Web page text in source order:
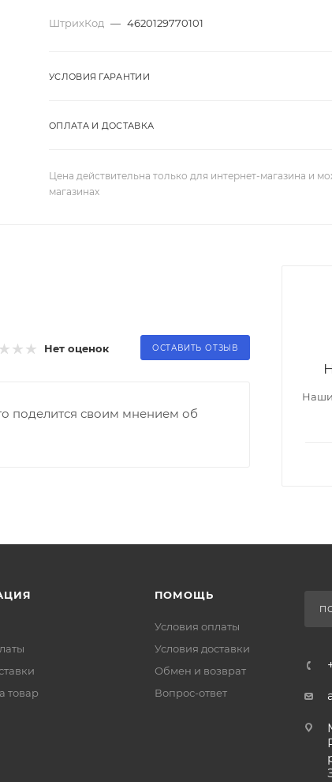
ШтрихКод — 4620129770101
УСЛОВИЯ ГАРАНТИИ
ОПЛАТА И ДОСТАВКА
Цена действительна только для интернет-магазина и
магазинах
Нет оценок ОСТАВИТЬ ОТЗЫВ
поделится своим мнением об
Наши
товар
ПОМОЩЬ
Условия оплаты
Условия доставки
Обмен и возврат
Вопрос-ответ